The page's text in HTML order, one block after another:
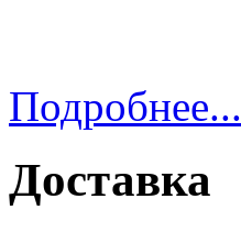
Подробнее...
Доставка